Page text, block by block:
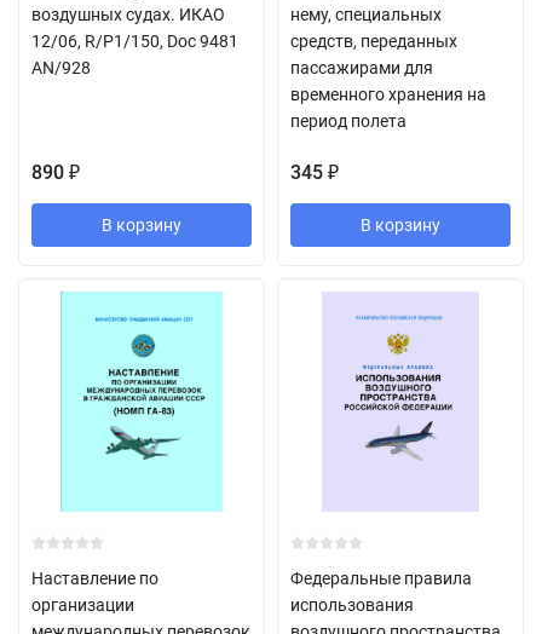
воздушных судах. ИКАО
12/06, R/P1/150, Doc 9481
AN/928
890 ₽
В корзину
нему, специальных
средств, переданных
пассажирами для
временного хранения на
период полета
345 ₽
В корзину
Наставление по
организации
Федеральные правила
использования